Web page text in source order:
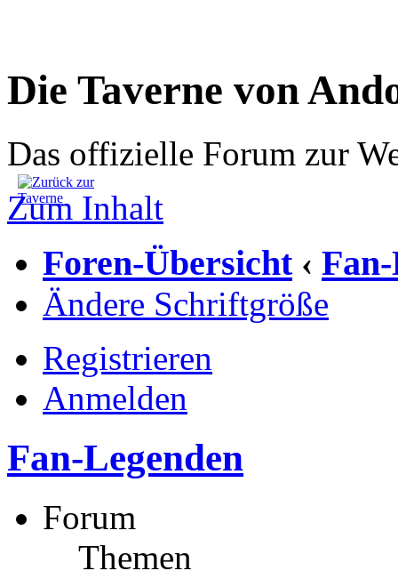
Die Taverne von
Das offizielle Forum zur
Zum Inhalt
Foren-Übersicht ‹
Ändere Schriftgröße
Registrieren
Anmelden
Fan-Legenden
Forum
Themen